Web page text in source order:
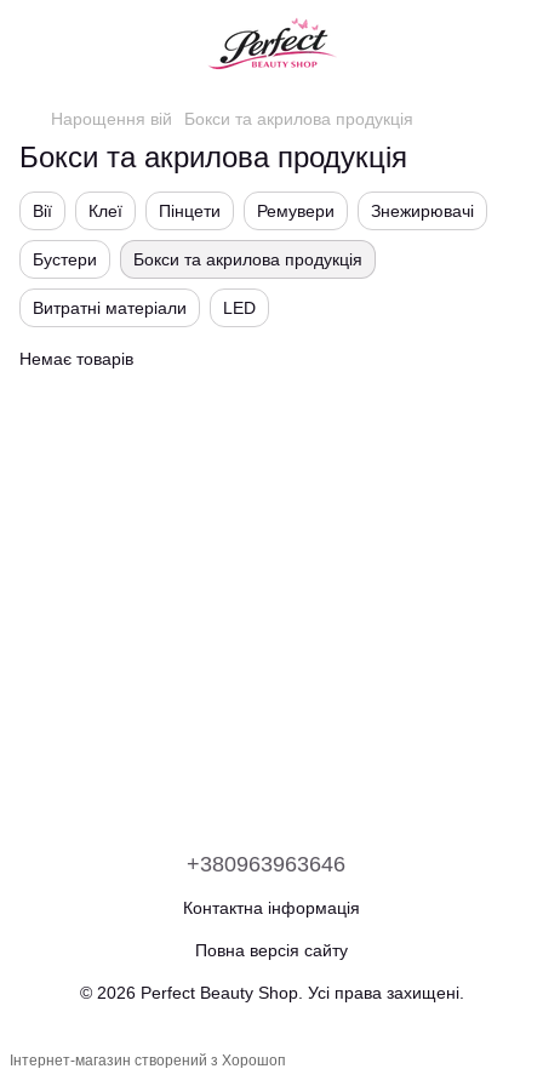
Нарощення вій Бокси та акрилова продукція
Бокси та акрилова продукція
Вії Клеї Пінцети Ремувери Знежирювачі
Бустери Бокси та акрилова продукція
Витратні матеріали LED
Немає товарів
+380963963646
Контактна інформація
Повна версія сайту
© 2026 Perfect Beauty Shop. Усі права захищені.
Інтернет-магазин створений з Хорошоп